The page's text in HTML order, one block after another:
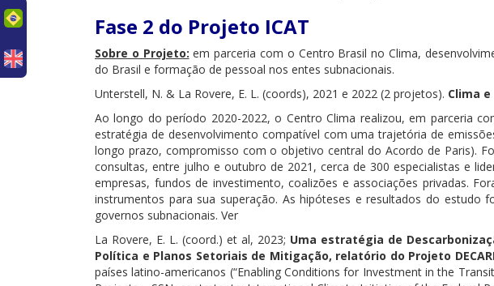
Fase 2 do Projeto ICAT
Sobre o Projeto: em parceria com o Centro Brasil no Clima,
do Brasil e formação de pessoal nos entes subnacionais.
Unterstell, N. & La Rovere, E. L. (coords), 2021 e 2022 (2 projetos). Clima
Ao longo do período 2020-2022, o Centro Clima realizou, em parceria
estratégia de desenvolvimento compatível com uma trajetória de
longo prazo, compromisso com o objetivo central do Acordo de Paris).
consultas, entre julho e outubro de 2021, cerca de 300 especialistas e
empresas, fundos de investimento, coalizões e associações privadas.
instrumentos para sua superação. As hipóteses e resultados do
governos subnacionais. Ver
La Rovere, E. L. (coord.) et al, 2023; Uma estratégia de
Política e Planos Setoriais de Mitigação, relatório do Projeto
países latino-americanos (“Enabling Conditions for Investment in the